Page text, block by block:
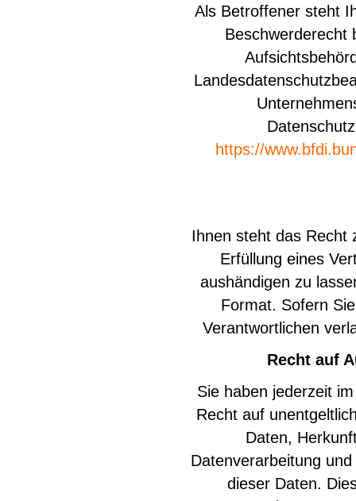
Als Betroffener steht
Beschwerderecht
https://
Ihnen steht das Recht
Erfüllung eines
aushändigen zu
Format. Sofern
Verantwortlichen
Recht auf
Sie haben jederzeit
Recht auf
Daten,
Datenverarbeitung
dieser Daten.